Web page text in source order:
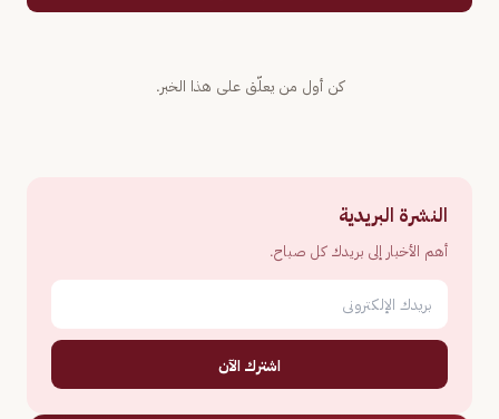
كن أول من يعلّق على هذا الخبر.
النشرة البريدية
أهم الأخبار إلى بريدك كل صباح.
اشترك الآن